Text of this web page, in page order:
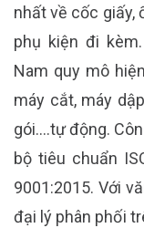
nhất về cốc giấy,
phụ kiện đi
Nam quy mô
máy cắt, máy
gói….tự động.
bộ tiêu chuẩn
9001:2015. Với
đại lý phân phối